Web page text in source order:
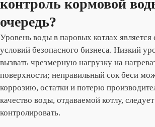
контроль кормовой
очередь?
Уровень воды в паровых котлах
условий безопасного бизнеса. Низкий
вызвать чрезмерную нагрузку на
поверхности; неправильный сок беси
коррозию, остатки и потерю
качество воды, отдаваемой котлу,
контролировать.